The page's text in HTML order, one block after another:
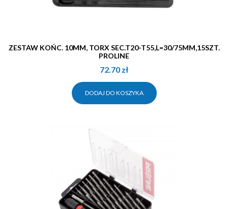
ZESTAW KOŃC. 10MM, TORX SEC.T20-T55,L=30/75MM,15SZT.
PROLINE
72.70 zł
DODAJ DO KOSZYKA